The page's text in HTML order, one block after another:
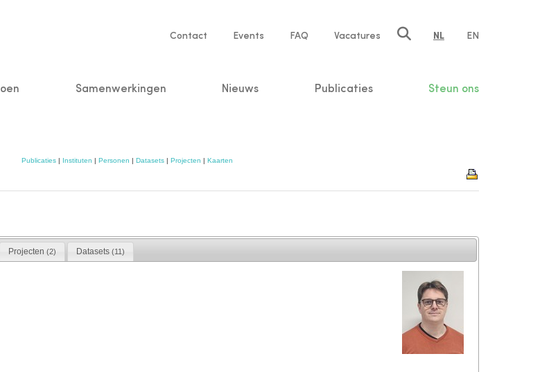
Service
Contact Events FAQ Vacatures NL EN
Samenwerkingen Nieuws Publicaties Steun ons
Publicaties| Instituten | Personen | Datasets| Projecten | Kaarten
Projecten(2) Datasets (11)